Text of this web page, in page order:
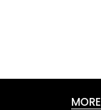
MORE